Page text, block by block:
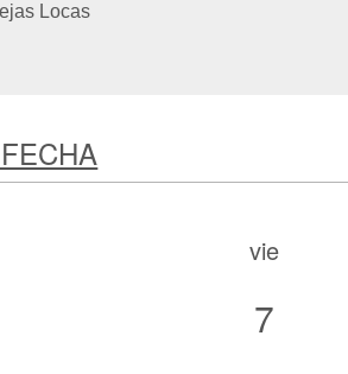
Locas
vie
7